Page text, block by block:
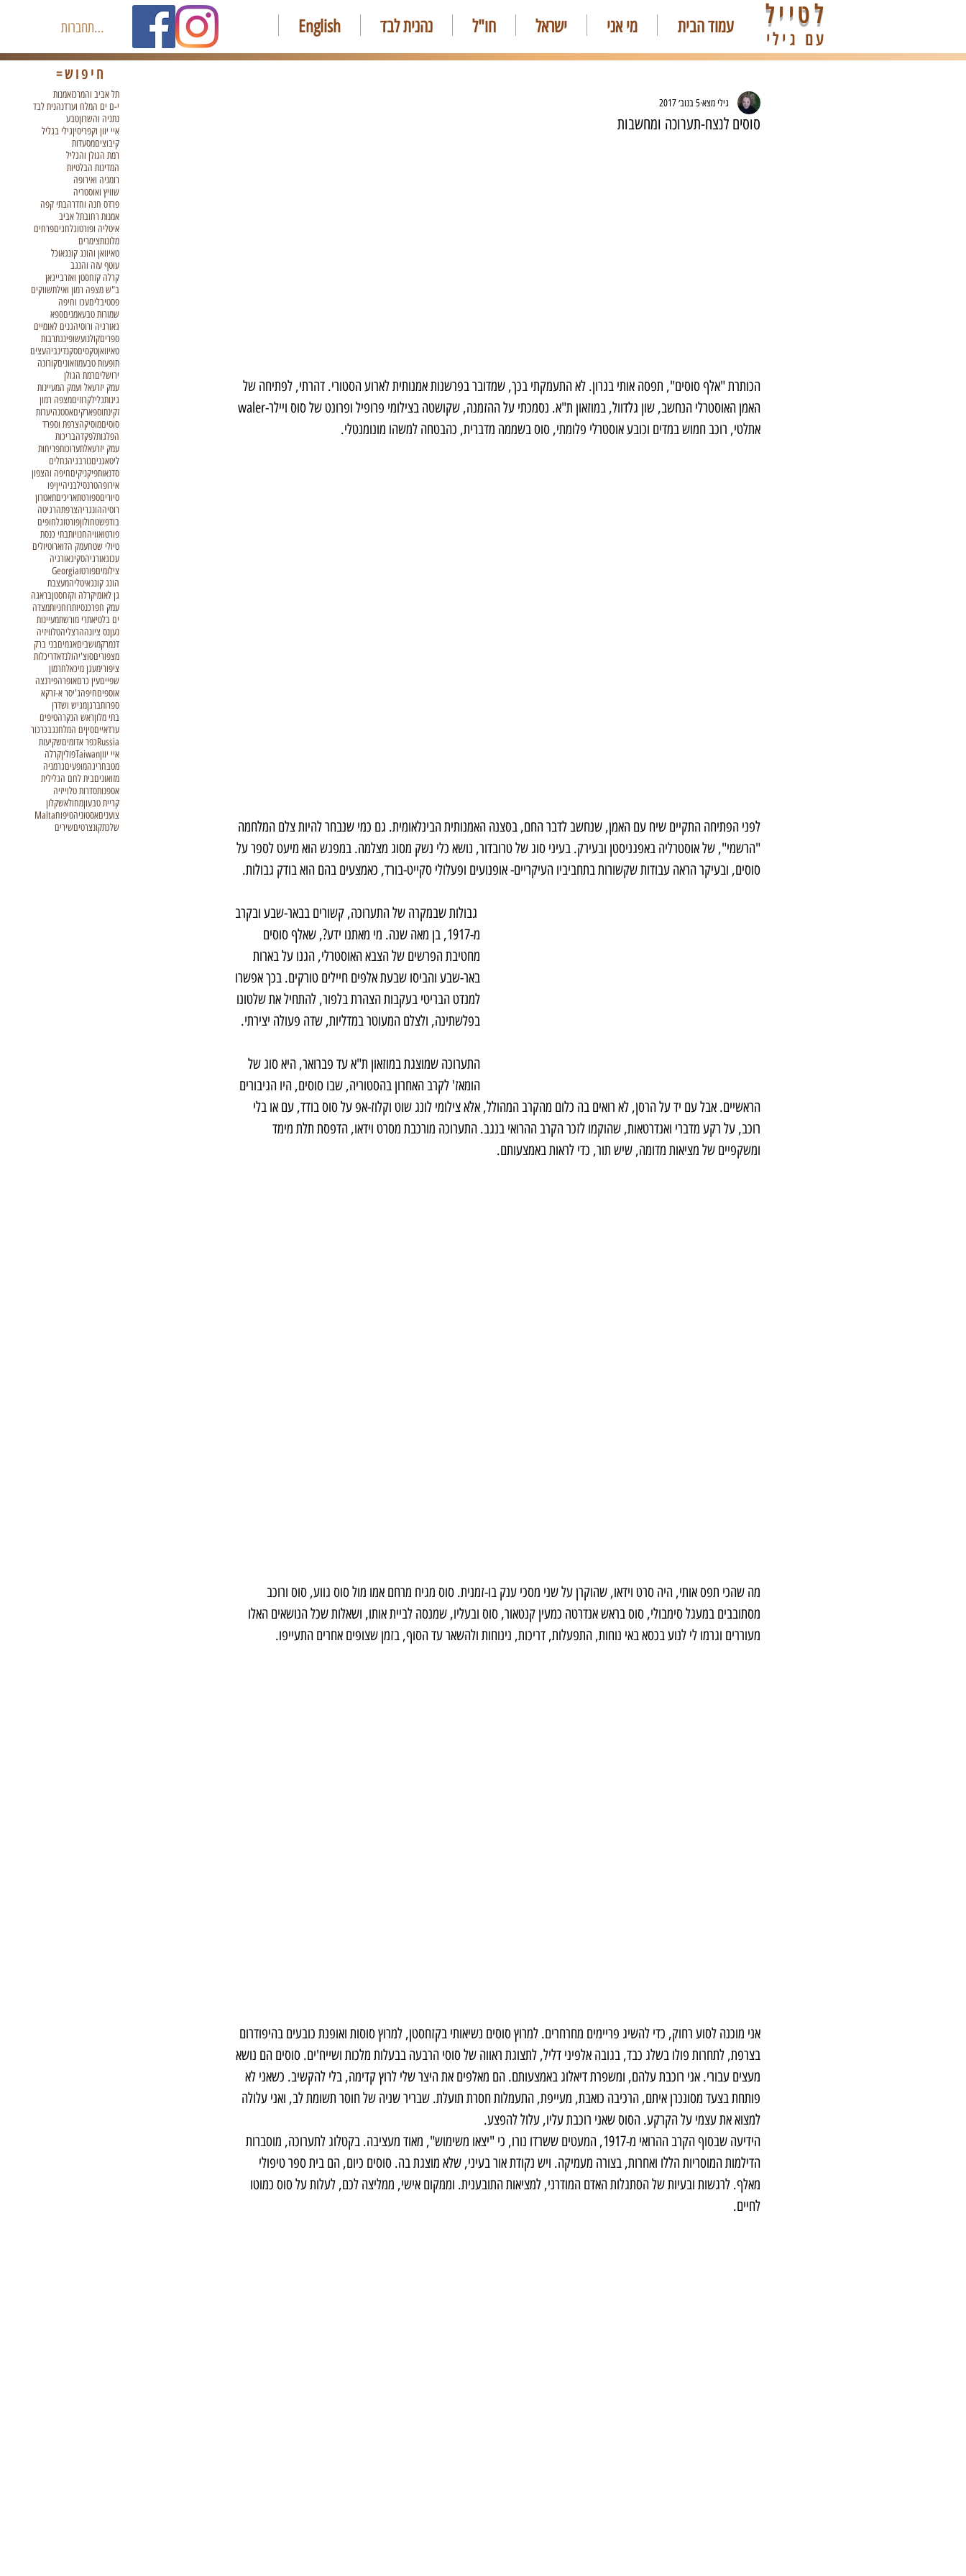
להתחברות עמוד הבית מי אני ישראל חו"ל נהנית לבד English לטייל
עם גילי
חיפוש=
תל אביב והמרכזאמנות
י-ם ים המלח וערדנהנית לבד
נתניה והשרוןטבע
איי יוון וקפריסיןגילי בגליל
קיבוציםמסעדות
רמת הגולן והגליל
המדינות הבלטיות
רומניה ואירופה
שוויץ ואוסטריה
פרדס חנה וחדרהבתי קפה
אמנות רחובתל אביב
איטליה ופורטוגלחגיםפרחים
מלונותצימרים
טאיוואן והונג קונגאוכל
עוטף עזה והנגב
קרלה קזחסטן ואזרבייגאן
ב"ש מצפה רמון ואילתשווקים
פסטיבליםעכו וחיפה
שמורות טבעאמניםספא
גאורגיה ורוסיהגנים לאומיים
ספריםקולנועשופינגתרבות
טאיוואןטקסיםסקנדינביהעצים
תופעות טבעמוזאוניםקורונה
ירושליםרמת הגולן
עמק יזרעאל ועמק המעיינות
גינותגלילקרוזיםמצפה רמון
זקינתוספארקיםאסטנהיערות
סוסיםמוסיקהצרפת וספרד
הפלגותלפקדהבריכות
עמק יזרעאלתערוכותפריחות
ליטאגניםנורבגיהנחלים
סדנאותפיקניקיםחיפה והצפון
אירופהטרנסילבניהייןיפו
סיוריםספורטתאריכיםתאטרון
רוסיההונגריהצרפתהרגיטה
בודפשטחולוןפורטוגלחופים
פורטואוויהחנויותבתי כנסת
טיולי שטחעמק הדוארוטיולים
עכוגאורגיהסקיגאורגיה
צילומיםפורטוGeorgia
הונג קונגאיטליהמעצבת
גן לאומיקרלה וקזחסטןבראגה
עמק חפרכנסיותרוחניותמצדה
ים בלטיאתרי מורשתמעיינות
נעןנס ציונההרצליהטלוויזיה
דנמרקמושביםאגמיםבני ברק
מצפוריםסוצ'יהולנדאדריכלות
ציפורימעגן מיכאלחרמון
שפייםעין כרםאופרהפירנצה
אוספיםחיפהג'יסר א-זרקא
ספרותברגןמגיש ושדרן
בתי מלוןראש הנקרהטיפים
ערדאייםסיןים המלחנגבכרכור
Russiaכפר אדומיםשקיעות
איי יווןTaiwanפוליןקרלה
מטבחריגהמופעיםגרמניה
מזואוניםבית לחם הגלילית
אספנותסדרות טלוייזיה
קריית טבעוןמחולאשקלון
צועניםאסטוניהטיפוחMalta
שלכתקונצרטיםשירים
סוסים לנצח-תערוכה ומחשבות
גילי מצא5 בנוב׳ 2017
הכותרת "אלף סוסים", תפסה אותי בגרון. לא התעמקתי בכך, שמדובר בפרשנות אמנותית לארוע הסטורי. דהרתי, לפתיחה של
אתלטי, רוכב חמוש במדים וכובע אוסטרלי פלומתי, סוס בשממה מדברית, כהבטחה למשהו מונומנטלי.
לפני הפתיחה התקיים שיח עם האמן, שנחשב לדבר החם, בסצנה האמנותית הבינלאומית. גם כמי שנבחר להיות צלם המלחמה
"הרשמי", של אוסטרליה באפגניסטן ובעירק. בעיני סוג של טרובדור, נושא כלי נשק מסוג מצלמה. במפגש הוא מיעט לספר על
סוסים, ובעיקר הראה עבודות שקשורות בתחביביו העיקריים- אופנועים ופעלולי סקייט-בורד, כאמצעים בהם הוא בודק גבולות.
גבולות שבמקרה של התערוכה, קשורים בבאר-שבע ובקרב
מ-1917, בן מאה שנה. מי מאתנו ידע?, שאלף סוסים
מחטיבת הפרשים של הצבא האוסטרלי, הגנו על בארות
באר-שבע והביסו שבעת אלפים חיילים טורקים. בכך אפשרו
למנדט הבריטי בעקבות הצהרת בלפור, להתחיל את שלטונו
בפלשתינה, ולצלם המעוטר במדליות, שדה פעולה יצירתי.
התערוכה שמוצגת במוזאון ת"א עד פברואר, היא סוג של
הומאז' לקרב האחרון בהסטוריה, שבו סוסים, היו הגיבורים
הראשיים. אבל עם יד על הרסן, לא רואים בה כלום מהקרב המהולל, אלא צילומי לונג שוט וקלוז-אפ על סוס בודד, עם או בלי
רוכב, על רקע מדברי ואנדרטאות, שהוקמו לזכר הקרב ההרואי בנגב. התערוכה מורכבת מסרט וידאו, הדפסת תלת מימד
ומשקפיים של מציאות מדומה, שיש תור, כדי לראות באמצעותם.
מה שהכי תפס אותי, היה סרט וידאו, שהוקרן על שני מסכי ענק בו-זמנית. סוס מגיח מרחם אמו מול סוס גווע, סוס ורוכב
מסתובבים במעגל סימבולי, סוס בראש אנדרטה כמעין קנטאור, סוס ובעליו, שמנסה לביית אותו, ושאלות שכל הנושאים האלו
מעוררים וגרמו לי לנוע בכסא באי נוחות, התפעלות, דריכות, נינוחות ולהשאר עד הסוף, בזמן שצופים אחרים התעייפו.
אני מוכנה לסוע רחוק, כדי להשיג פריימים מחרחרים. למרוץ סוסים נשיאותי בקזחסטן, למרוץ סוסות ואופנת כובעים בהיפודרום
בצרפת, לתחרות פולו בשלג כבד, בגובה אלפיני דליל, לתצוגת ראווה של סוסי הרבעה בבעלות מלכות ושייח'ים. סוסים הם נושא
מעצים עבורי. אני רוכבת עלהם, ומשפרת דיאלוג באמצעותם. הם מאלפים את היצר שלי לרוץ קדימה, בלי להקשיב. כשאני לא
פותחת בצעד מסונכרן איתם, הרכיבה כואבת, מעייפת, התעמלות חסרת תועלת. שבריר שניה של חוסר תשומת לב, ואני עלולה
למצוא את עצמי על הקרקע. הסוס שאני רוכבת עליו, עלול להפצע.
הידיעה שבסוף הקרב ההרואי מ-1917, המעטים ששרדו נורו, כי "יצאו משימוש", מאוד מעציבה. בקטלוג לתערוכה, מוסברות
הדילמות המוסריות הללו ואחרות, בצורה מעמיקה. ויש נקודת אור בעיני, שלא מוצגת בה. סוסים כיום, הם בית ספר טיפולי
מאלף. לרגשות ובעיות של הסתגלות האדם המודרני, למציאות התובענית. וממקום אישי, ממליצה לכם, לעלות על סוס כמוטו
לחיים.